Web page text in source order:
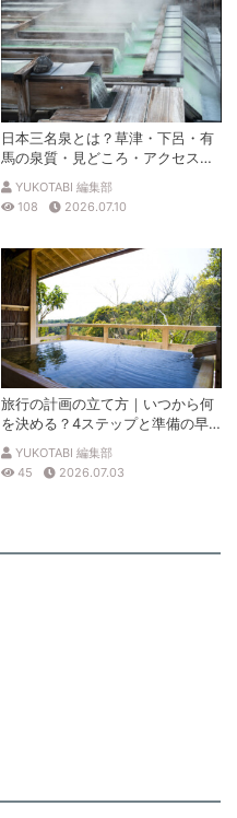
日本三名泉とは？草津・下呂・有
馬の泉質・見どころ・アクセスを
徹底解説
YUKOTABI 編集部
108
2026.07.10
旅行の計画の立て方｜いつから何
を決める？4ステップと準備の早
見表
YUKOTABI 編集部
45
2026.07.03